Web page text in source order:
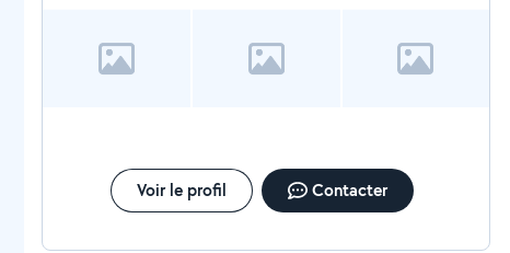
Voir le profil Contacter